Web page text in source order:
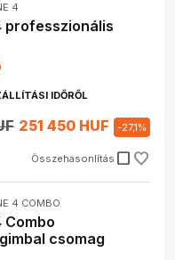
4
professzionális
IDŐRŐL
Összehasonlítás check_box_outline_blank
251 450 HUF -27,1%
4 COMBO
Combo
csomag